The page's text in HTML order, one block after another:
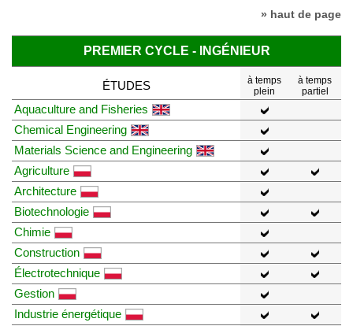
» haut de page
PREMIER CYCLE - INGÉNIEUR
ÉTUDES
à temps
plein
à temps
partiel
Aquaculture and Fisheries
Chemical Engineering
Materials Science and Engineering
Agriculture
Architecture
Biotechnologie
Chimie
Construction
Électrotechnique
Gestion
Industrie énergétique